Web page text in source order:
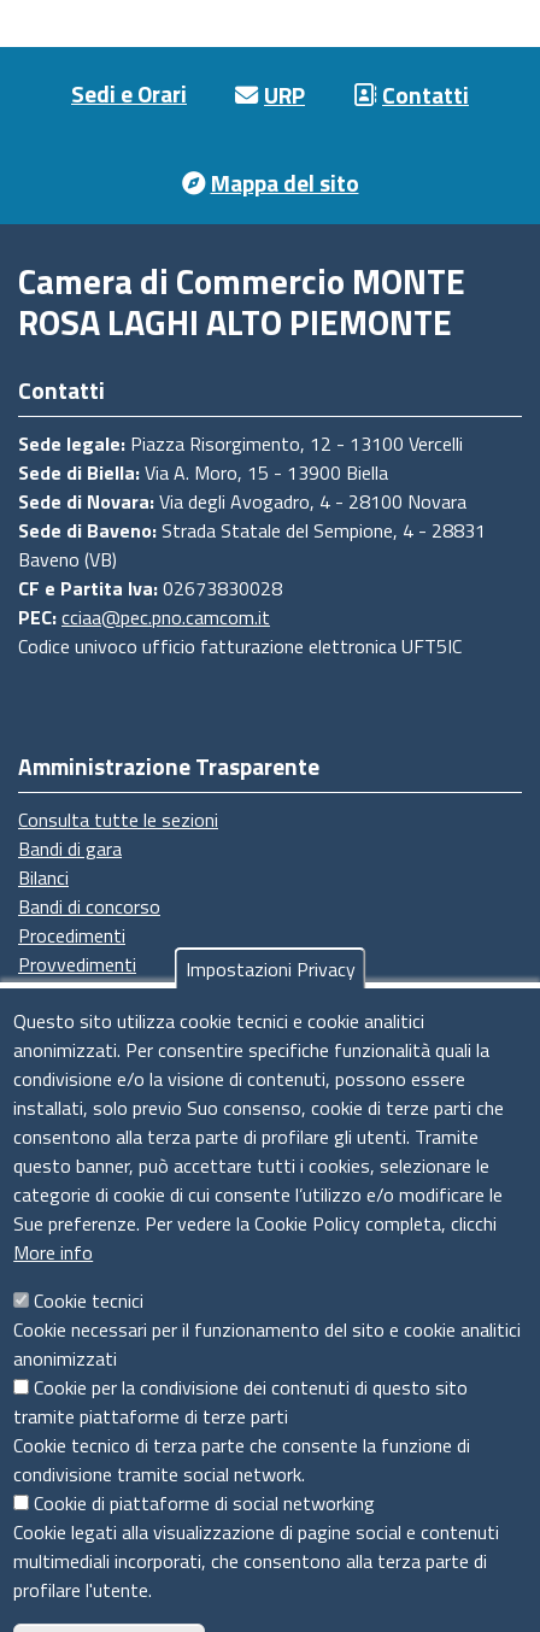
Sedi e Orari URP Contatti
Mappa del sito
Camera di Commercio MONTE
ROSA LAGHI ALTO PIEMONTE
Contatti
Sede legale: Piazza Risorgimento, 12 - 13100 Vercelli
Sede di Biella:Via A. Moro, 15 - 13900 Biella
Sede di Novara:Via degli Avogadro, 4 - 28100 Novara
Sede di Baveno:Strada Statale del Sempione, 4 - 28831
Baveno (VB)
CF e Partita Iva:02673830028
PEC:cciaa@pec.pno.camcom.it
Codice univoco ufficio fatturazione elettronica UFT5IC
Amministrazione Trasparente
Consulta tutte le sezioni
Bandi di gara
Bilanci
Bandi di concorso
Procedimenti
Provvedimenti
Seguici su
Il sistema camerale
Menù privacy
Cookie Policy Note legali
Privacy
Dichiarazione di accessibilità
© 2021 Camera di Commercio MONTE ROSA LAGHI ALTO
Impostazioni Privacy
Questo sito utilizza cookie tecnici e cookie analitici
anonimizzati. Per consentire specifiche funzionalità quali la
condivisione e/o la visione di contenuti, possono essere
installati, solo previo Suo consenso, cookie di terze parti che
consentono alla terza parte di profilare gli utenti. Tramite
questo banner, può accettare tutti i cookies, selezionare le
categorie di cookie di cui consente l’utilizzo e/o modificare le
Sue preferenze. Per vedere la Cookie Policy completa, clicchi
More info
Cookie tecnici
Cookie necessari per il funzionamento del sito e cookie analitici
anonimizzati
Cookie per la condivisione dei contenuti di questo sito
tramite piattaforme di terze parti
Cookie tecnico di terza parte che consente la funzione di
condivisione tramite social network.
Cookie di piattaforme di social networking
Cookie legati alla visualizzazione di pagine social e contenuti
multimediali incorporati, che consentono alla terza parte di
profilare l'utente.